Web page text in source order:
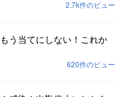
2.7k件のビュー
う当てにしない！これか
620件のビュー